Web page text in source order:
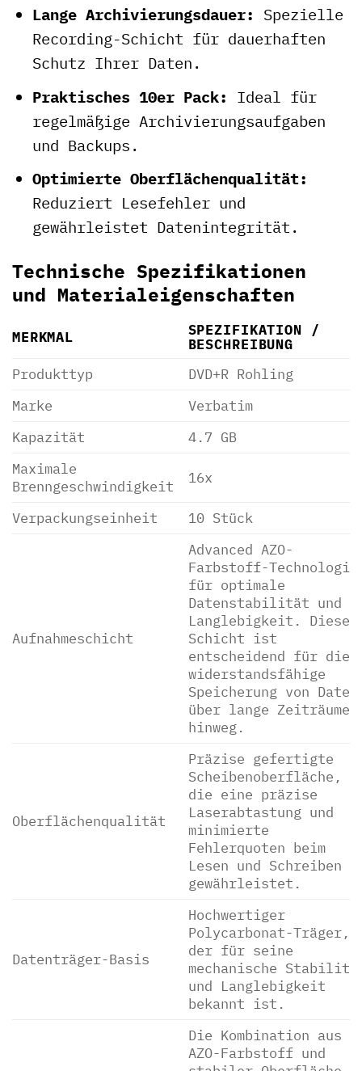
Lange Archivierungsdauer: Spezielle
Recording-Schicht für dauerhaften
Schutz Ihrer Daten.
Praktisches 10er Pack: Ideal für
regelmäßige Archivierungsaufgaben
und Backups.
Optimierte Oberflächenqualität:
Reduziert Lesefehler und
gewährleistet Datenintegrität.
Technische Spezifikationen
und Materialeigenschaften
MERKMAL SPEZIFIKATION /
BESCHREIBUNG
Produkttyp
DVD+R Rohling
Marke
Verbatim
Kapazität
4.7 GB
Maximale
Brenngeschwindigkeit
16x
Verpackungseinheit 10 Stück
Aufnahmeschicht
Advanced AZO-
Farbstoff-Technologie
für optimale
Datenstabilität und
Langlebigkeit. Diese
Schicht ist
entscheidend für die
widerstandsfähige
Speicherung von Daten
über lange Zeiträume
hinweg.
Oberflächenqualität
Präzise gefertigte
Scheibenoberfläche,
die eine präzise
Laserabtastung und
minimierte
Fehlerquoten beim
Lesen und Schreiben
gewährleistet.
Datenträger-Basis
Hochwertiger
Polycarbonat-Träger,
der für seine
mechanische
und Langlebigkeit
bekannt ist.
Die Kombination aus
AZO-Farbstoff und